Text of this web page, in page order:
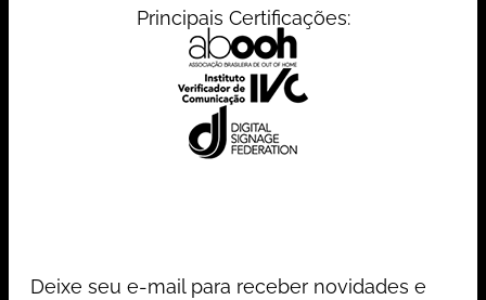
Principais Certificações:
Deixe seu e-mail para receber novidades e